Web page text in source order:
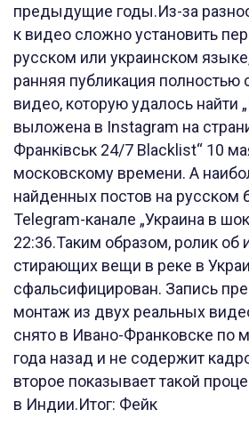
предыдущие годы.Из-за
к видео сложно установить
русском или украинском
ранняя публикация полностью
видео, которую удалось найти
выложена в Instagram на
Франківськ 24/7 Blacklist“ 10
московскому времени. А
найденных постов на русском
Telegram-канале „Украина в
22:36.Таким образом, ролик об
стирающих вещи в реке в
сфальсифицирован. Запись
монтаж из двух реальных
снято в Ивано-Франковске по
года назад и не содержит
второе показывает такой
в Индии.Итог: Фейк